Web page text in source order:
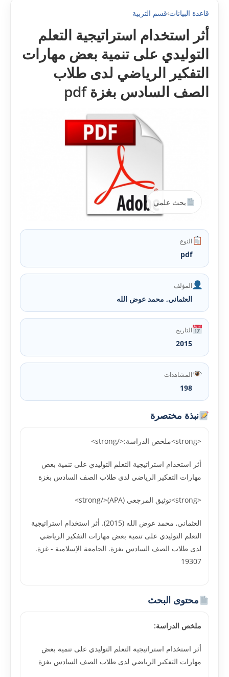
قاعدة البيانات›قسم التربية
أثر استخدام استراتيجية التعلم
التوليدي على تنمية بعض مهارات
التفكير الرياضي لدى طلاب
الصف السادس بغزة pdf
بحث علمي
النوع
pdf
المؤلف
العثماني, محمد عوض الله
التاريخ
2015
المشاهدات
198
نبذة مختصرة
<strong>ملخص الدراسة:</strong>
أثر استخدام استراتيجية التعلم التوليدي على تنمية بعض
مهارات التفكير الرياضي لدى طلاب الصف السادس بغزة
<strong>توثيق المرجعي (APA)</strong>
العثماني, محمد عوض الله (2015). أثر استخدام استراتيجية
التعلم التوليدي على تنمية بعض مهارات التفكير الرياضي
لدى طلاب الصف السادس بغزة. الجامعة الإسلامية - غزة.
19307
محتوى البحث
ملخص الدراسة:
أثر استخدام استراتيجية التعلم التوليدي على تنمية بعض
مهارات التفكير الرياضي لدى طلاب الصف السادس بغزة